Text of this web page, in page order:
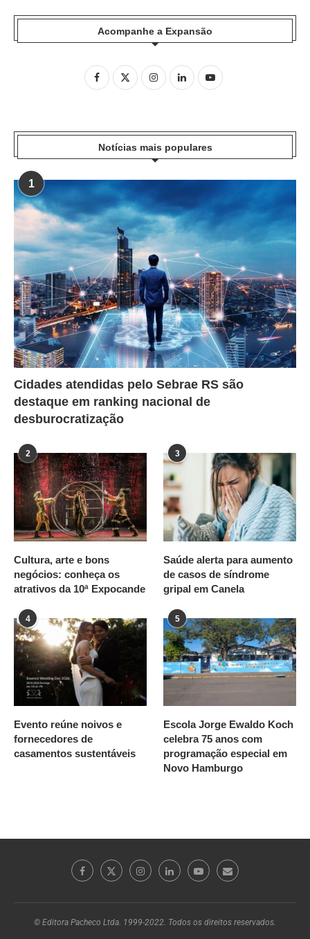
Acompanhe a Expansão
Notícias mais populares
1
Cidades atendidas pelo Sebrae RS são
destaque em ranking nacional de
desburocratização
2
Cultura, arte e bons
negócios: conheça os
atrativos da 10ª Expocande
3
Saúde alerta para aumento
de casos de síndrome
gripal em Canela
4
Evento reúne noivos e
fornecedores de
casamentos sustentáveis
5
Escola Jorge Ewaldo Koch
celebra 75 anos com
programação especial em
Novo Hamburgo
© Editora Pacheco Ltda. 1999-2022. Todos os direitos reservados.